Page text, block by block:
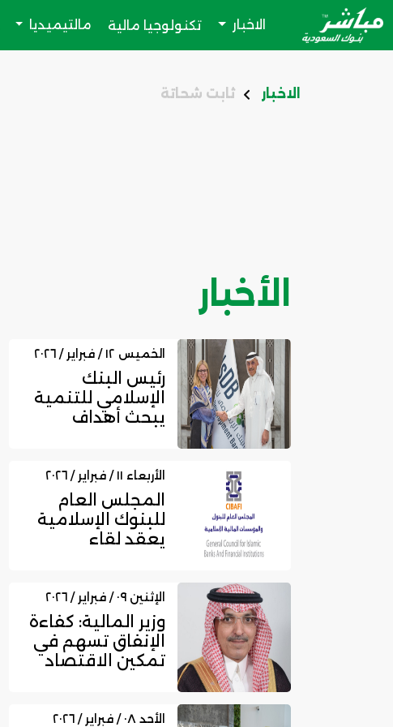
الاخبار تكنولوجيا مالية مالتيميديا
الاخبار ثابت شحاتة
الأخبار
الخميس ١٢ / فبراير / ٢٠٢٦
رئيس البنك
الإسلامي للتنمية
يبحث أهداف
الأربعاء ١١ / فبراير / ٢٠٢٦
المجلس العام
للبنوك الإسلامية
يعقد لقاء
الإثنين ٠٩ / فبراير / ٢٠٢٦
وزير المالية: كفاءة
الإنفاق تسهم في
تمكين الاقتصاد
الأحد ٠٨ / فبراير / ٢٠٢٦